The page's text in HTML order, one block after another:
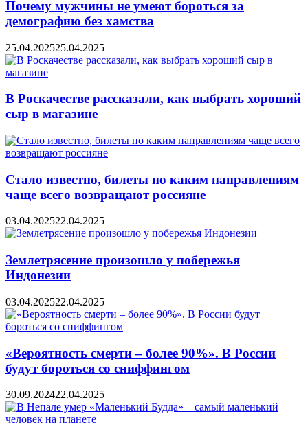
Почему мужчины не умеют бороться за
демографию без хамства
25.04.202525.04.2025
В Роскачестве рассказали, как выбрать хороший
сыр в магазине
Стало известно, билеты по каким направлениям
чаще всего возвращают россияне
03.04.202522.04.2025
Землетрясение произошло у побережья
Индонезии
03.04.202522.04.2025
«Вероятность смерти – более 90%». В России
будут бороться со сниффингом
30.09.202422.04.2025